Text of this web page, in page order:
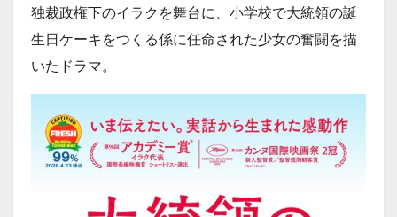
独裁政権下のイラクを舞台に、小学校で大統領の誕
生日ケーキをつくる係に任命された少女の奮闘を描
いたドラマ。